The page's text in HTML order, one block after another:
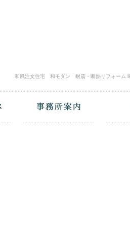
和風注文住宅 和モダン 耐震・断熱リフォーム